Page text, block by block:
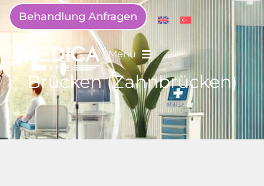
Behandlung Anfragen
Menü
Brücken (Zahnbrücken)